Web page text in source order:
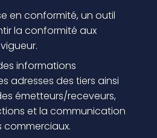
en conformité, un outil
la conformité aux
informations
adresses des tiers ainsi
émetteurs/receveurs,
et la communication
commerciaux.